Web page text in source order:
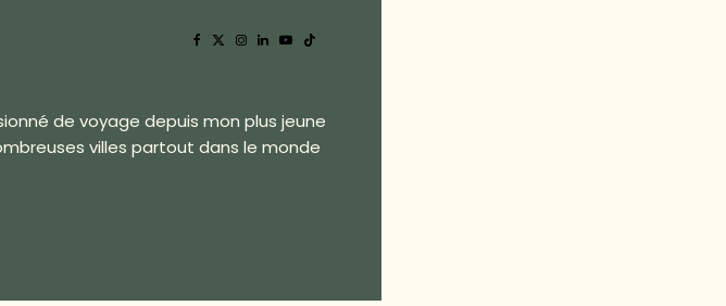
de voyage depuis mon plus jeune
villes partout dans le monde